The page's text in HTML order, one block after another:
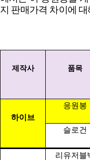
지 판매가격 차이에 대
제작사 품목
하이브
응원봉
슬로건
리유저블